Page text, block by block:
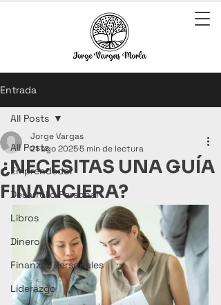
Entrada
All Posts
Emprendedor
Desarrollo Personal
Libros
Dinero
Finanzas Personales
Liderazgo
All Posts
¿NECESITAS UNA GUÍA
FINANCIERA?
Jorge Vargas
21 ago 20255 min de lectura